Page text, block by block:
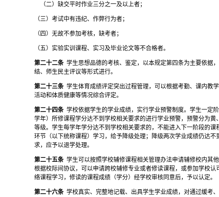
（二）缺交平时作业三分之一及以上者；
（三）考试中有违纪、作弊行为者；
（四）无故不参加考核，缺考者；
（五）实验实训课程、实习及毕业论文等不合格者。
第二十二条 学生思想品德的考核、鉴定，以本规定第四条为主要依据
结、师生民主评议等形式进行。
第二十三条 学生体育成绩评定突出过程管理，可以根据考勤、课内教
活动和体质健康等情况综合评定。
第二十四条 学校依据学生的学业成绩，实行学业预警制度。学生一定
学年）所修课程学分达不到学校相关要求的进行学业预警，预警分为黄
等级。学生每学年学分达不到学校相关要求的，不能进入下一阶段的课
环节（以下统称课程）学习，给予降级处理；降级两次学业成绩仍达不
求，应予以退学处理。
第二十五条 学生可以按照学校辅修课程相关管理办法申请辅修校内其
根据校际间协议，可以申请跨校辅修专业或者修读课程，或参加学校认
络课程学习，修读的课程成绩（学分）经学校审核同意后，予以认定。
第二十六条 学校真实、完整地记载、出具学生学业成绩，对通过缓考